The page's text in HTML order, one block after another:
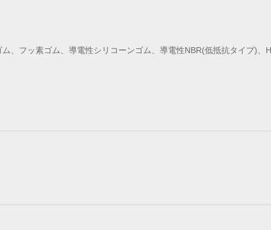
、フッ素ゴム、導電性シリコーンゴム、導電性NBR(低抵抗タイプ)、